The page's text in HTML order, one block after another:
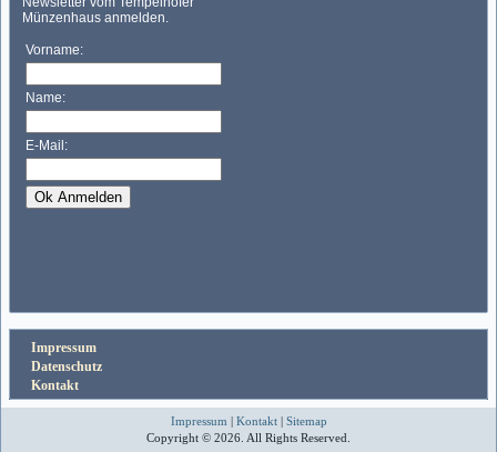
Impressum
Datenschutz
Kontakt
Impressum | Kontakt| Sitemap
Copyright © 2026. All Rights Reserved.